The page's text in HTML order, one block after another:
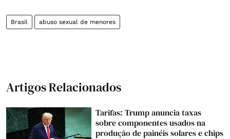
Brasil abuso sexual de menores
Artigos Relacionados
Tarifas: Trump anuncia taxas
sobre componentes usados na
produção de painéis solares e chips